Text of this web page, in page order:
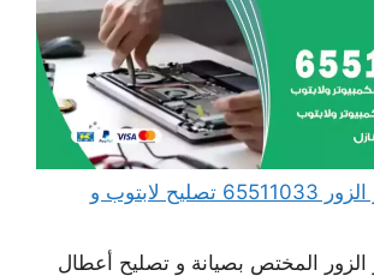
مهندس كمبيوتر الزور 65511033 تصليح لابتوب و
المختص بصيانة و تصليح أعطال